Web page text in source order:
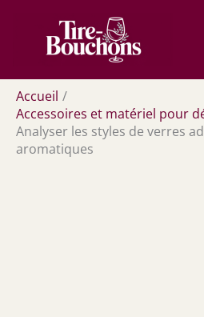
contenu
Accueil
Accessoires et matériel pour
Analyser les styles de verres
aromatiques